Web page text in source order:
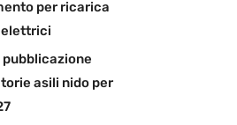
per ricarica
pubblicazione
asili nido per